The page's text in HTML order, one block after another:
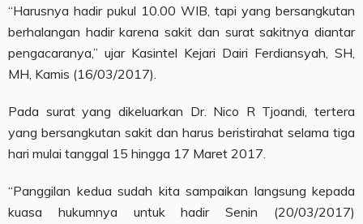
“Harusnya hadir pukul 10.00 WIB, tapi yang bersangkutan
berhalangan hadir karena sakit dan surat sakitnya diantar
pengacaranya,” ujar Kasintel Kejari Dairi Ferdiansyah, SH,
MH, Kamis (16/03/2017).
Pada surat yang dikeluarkan Dr. Nico R Tjoandi, tertera
yang bersangkutan sakit dan harus beristirahat selama tiga
hari mulai tanggal 15 hingga 17 Maret 2017.
“Panggilan kedua sudah kita sampaikan langsung kepada
kuasa hukumnya untuk hadir Senin (20/03/2017)